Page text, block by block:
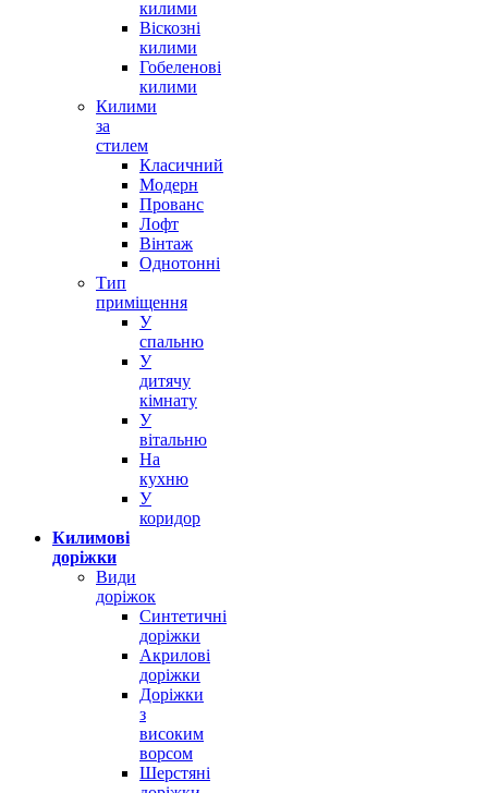
килими
Віскозні
килими
Гобеленові
килими
Килими
за
стилем
Класичний
Модерн
Прованс
Лофт
Вінтаж
Однотонні
Тип
приміщення
У
спальню
У
дитячу
кімнату
У
вітальню
На
кухню
У
коридор
Килимові
доріжки
Види
доріжок
Синтетичні
доріжки
Акрилові
доріжки
Доріжки
з
високим
ворсом
Шерстяні